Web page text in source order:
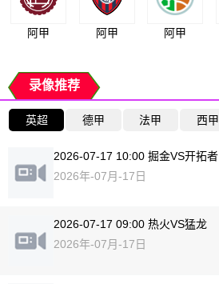
阿甲 阿甲 阿甲
录像推荐
英超 德甲 法甲 西甲
2026-07-17 10:00 掘金VS开拓者
2026年-07月-17日
2026-07-17 09:00 热火VS猛龙
2026年-07月-17日